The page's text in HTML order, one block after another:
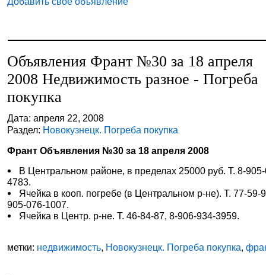
Объявления Франт №30 за 18 апреля
2008 Недвижимость разное - Погреба
покупка
Дата: апреля 22, 2008
Раздел: Новокузнецк. Погреба покупка
Франт Объявления №30 за 18 апреля 2008
В Центральном районе, в пределах 25000 руб. Т. 8-
4783.
Ячейка в кооп. погребе (в Центральном р-не). Т. 77-59-
905-076-1007.
Ячейка в Центр. р-не. Т. 46-84-87, 8-906-934-3959.
метки: недвижимость, Новокузнецк. Погреба покупка,